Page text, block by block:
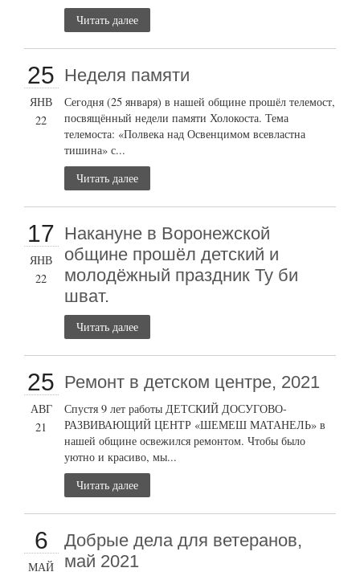
Читать далее
25
ЯНВ
22
Неделя памяти
Сегодня (25 января) в нашей общине прошёл телемост,
посвящённый недели памяти Холокоста. Тема
телемоста: «Полвека над Освенцимом всевластна
тишина» с...
Читать далее
17
ЯНВ
22
Накануне в Воронежской
общине прошёл детский и
молодёжный праздник Ту би
шват.
Читать далее
25
АВГ
21
Ремонт в детском центре, 2021
Спустя 9 лет работы ДЕТСКИЙ ДОСУГОВО-
РАЗВИВАЮЩИЙ ЦЕНТР «ШЕМЕШ МАТАНЕЛЬ» в
нашей общине освежился ремонтом. Чтобы было
уютно и красиво, мы...
Читать далее
6
МАЙ
Добрые дела для ветеранов,
май 2021